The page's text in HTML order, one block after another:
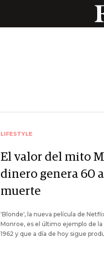
LIFESTYLE
El valor del mito
dinero genera 60
muerte
'Blonde', la nueva película de
Monroe, es el último ejemplo de
1962 y que a día de hoy sigue